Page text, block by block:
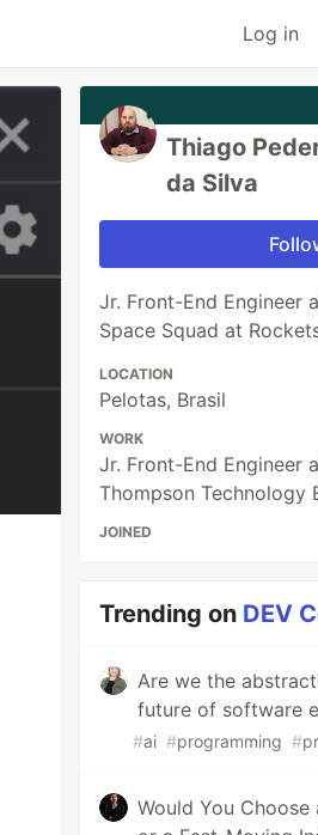
Log in
Thiago
da Silva
Jr. Front-End Engineer
Space Squad at
LOCATION
Pelotas, Brasil
WORK
Jr. Front-End Engineer
Thompson Technology
JOINED
Trending on DEV
Are we the
future of software
#ai #programming #
Would You